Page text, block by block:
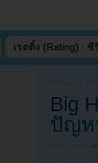
เรตติ้ง (Rating) : ซี
Big
ปัญห